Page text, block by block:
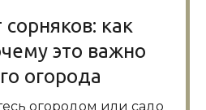
как
это важно
огорода